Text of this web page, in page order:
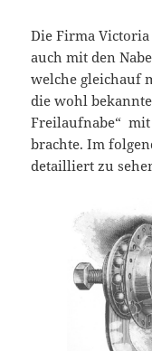
Die Firma
auch mit den
welche gleichauf
die wohl
Freilaufnabe“
brachte. Im
detailliert zu